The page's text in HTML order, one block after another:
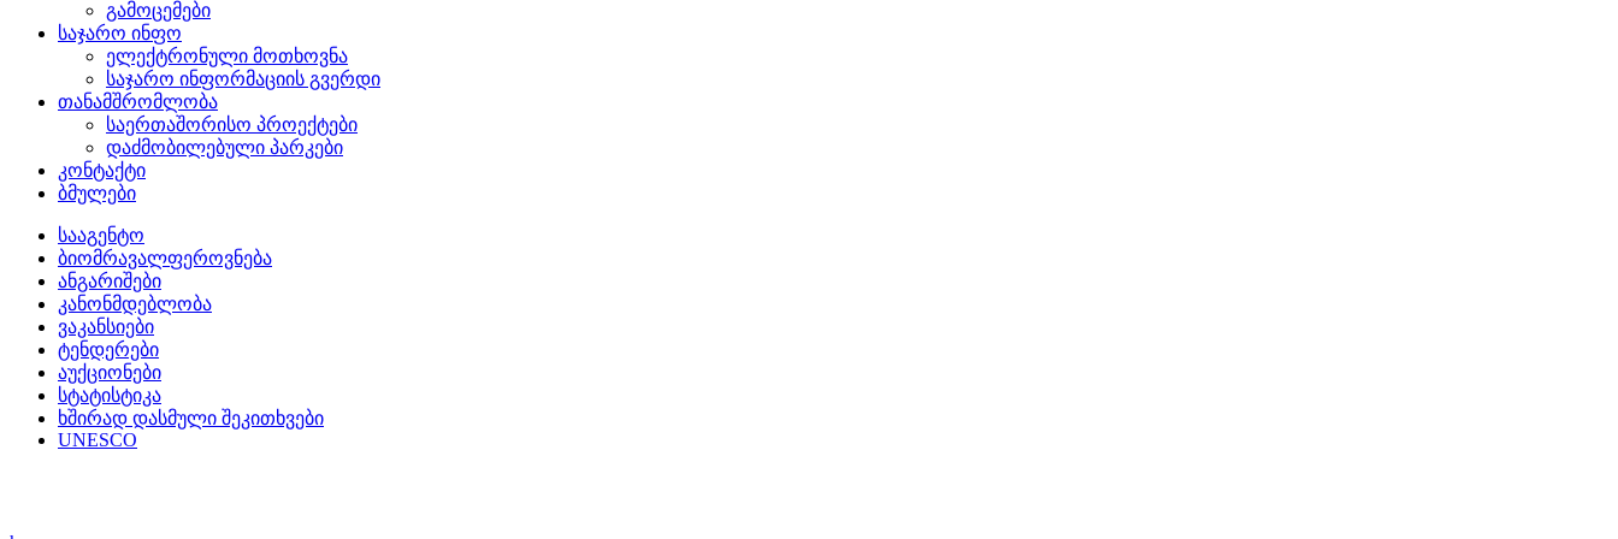
გამოცემები
საჯარო ინფო
ელექტრონული მოთხოვნა
საჯარო ინფორმაციის გვერდი
თანამშრომლობა
საერთაშორისო პროექტები
დაძმობილებული პარკები
კონტაქტი
ბმულები
სააგენტო
ბიომრავალფეროვნება
ანგარიშები
კანონმდებლობა
ვაკანსიები
ტენდერები
აუქციონები
სტატისტიკა
ხშირად დასმული შეკითხვები
UNESCO